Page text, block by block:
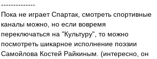
--------------
Пока не играет Спартак, смотреть спортивные
каналы можно, но если вовремя
переключаться на "Культуру", то можно
посмотреть шикарное исполнение поэзии
Самойлова Костей Райкиным. (интересно, он